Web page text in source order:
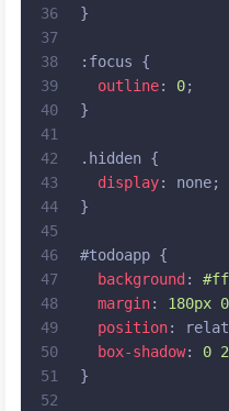
36
37
38
39
40
41
42
43
44
45
46
47
48
49
50
51
52
}
:focus {
outline: 0;
}
.hidden {
display: none;
}
#todoapp {
background :
margin: 180px 0
position:
box-shadow: 0
}